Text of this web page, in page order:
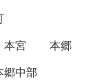
本宮
本郷
郷中部